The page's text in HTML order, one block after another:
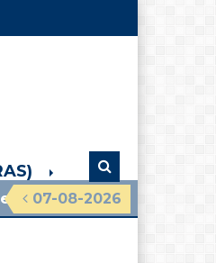
07-08-2026
ramah 2026 smpn 4